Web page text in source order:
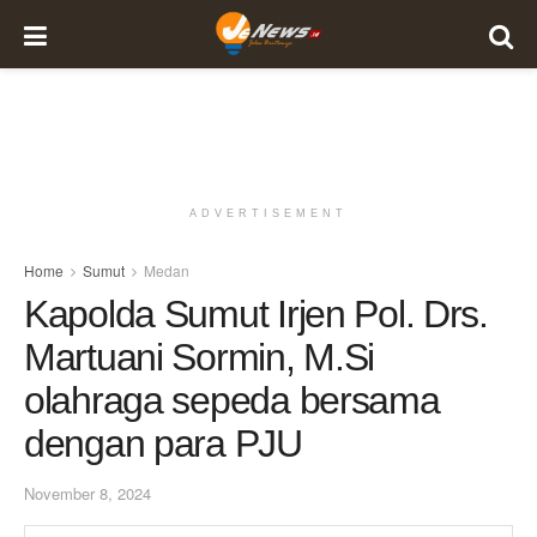
ADVERTISEMENT
Home Sumut Medan
Kapolda Sumut Irjen Pol. Drs.
Martuani Sormin, M.Si
olahraga sepeda bersama
dengan para PJU
November 8, 2024